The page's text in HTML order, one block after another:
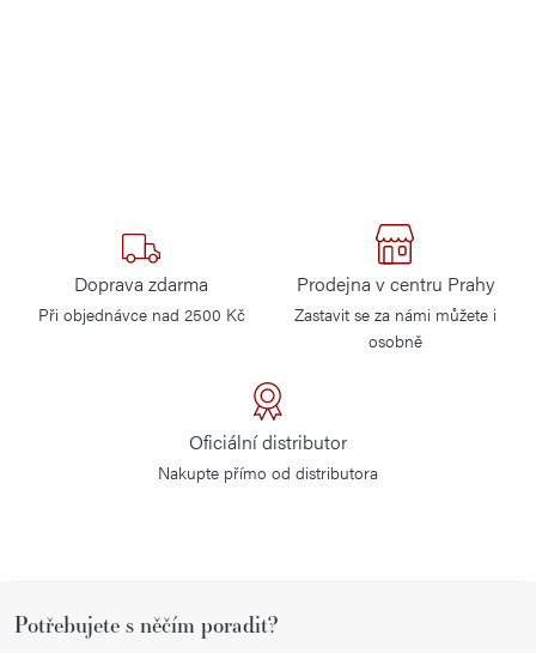
Doprava zdarma
Při objednávce nad 2500 Kč
Prodejna v centru Prahy
Zastavit se za námi můžete i
osobně
Oficiální distributor
Nakupte přímo od distributora
Potřebujete s něčím poradit?